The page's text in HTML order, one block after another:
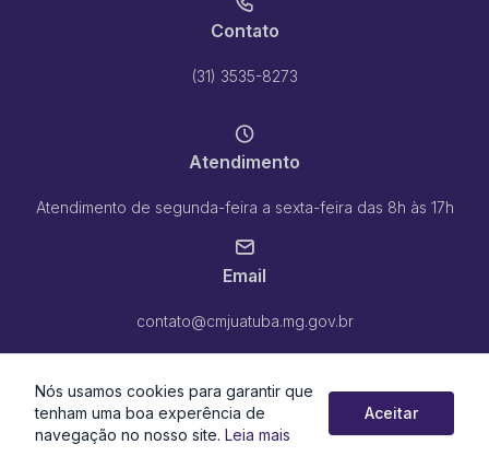
Contato
(31) 3535-8273
Atendimento
Atendimento de segunda-feira a sexta-feira das 8h às 17h
Email
contato@cmjuatuba.mg.gov.br
Nós usamos cookies para garantir que
tenham uma boa experência de
navegação no nosso site. Leia mais
Aceitar